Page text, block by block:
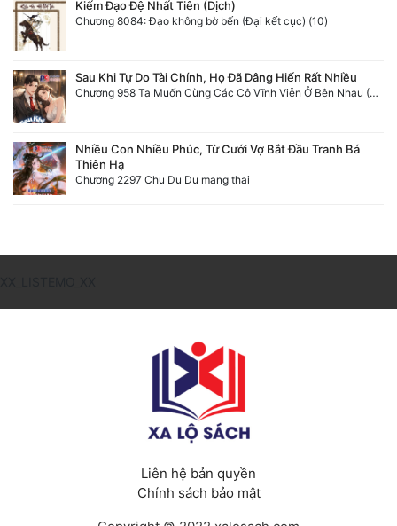
Kiếm Đạo Đệ Nhất Tiên (Dịch)
Chương 8084: Đạo không bờ bến (Đại kết cục) (10)
Sau Khi Tự Do Tài Chính, Họ Đã Dâng Hiến Rất Nhiều
Chương 958 Ta Muốn Cùng Các Cô Vĩnh Viễn Ở Bên Nhau (2) Hết
Nhiều Con Nhiều Phúc, Từ Cưới Vợ Bắt Đầu Tranh Bá
Thiên Hạ
Chương 2297 Chu Du Du mang thai
Liên hệ bản quyền
Chính sách bảo mật